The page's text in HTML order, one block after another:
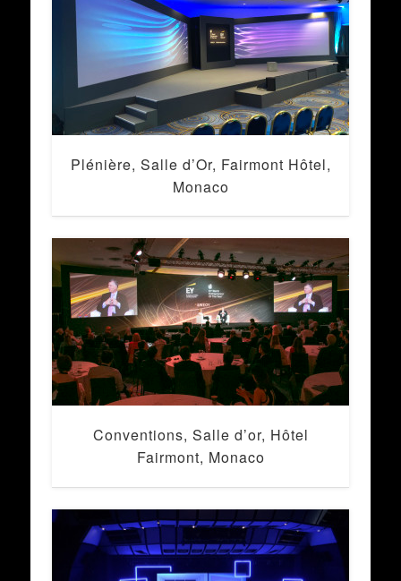
Plénière, Salle d’Or, Fairmont Hôtel,
Monaco
Conventions, Salle d’or, Hôtel
Fairmont, Monaco